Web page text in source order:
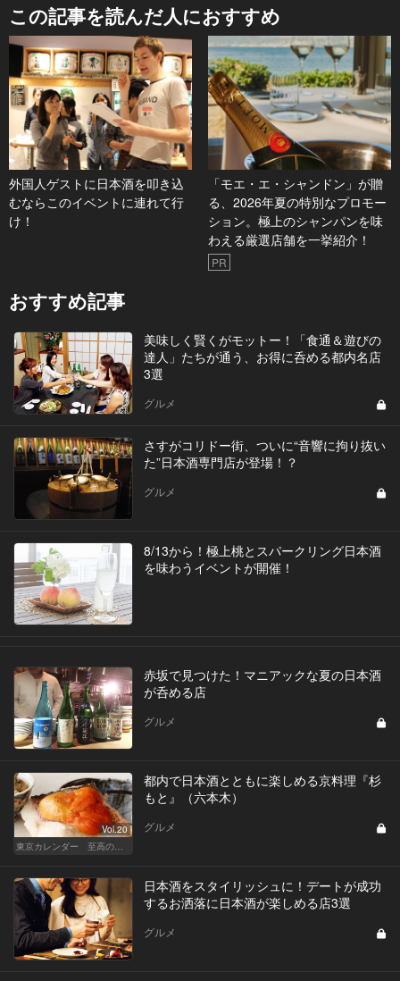
この記事を読んだ人におすすめ
外国人ゲストに日本酒を叩き込
むならこのイベントに連れて行
け！
「モエ・エ・シャンドン」が贈
る、2026年夏の特別なプロモー
ション。極上のシャンパンを味
わえる厳選店舗を一挙紹介！
PR
おすすめ記事
美味しく賢くがモットー！「食通＆遊びの
達人」たちが通う、お得に呑める都内名店
3選
グルメ
さすがコリドー街、ついに“音響に拘り抜い
た”日本酒専門店が登場！？
グルメ
8/13から！極上桃とスパークリング日本酒
を味わうイベントが開催！
赤坂で見つけた！マニアックな夏の日本酒
が呑める店
グルメ
Vol.20
東京カレンダー 至高の名店シリーズ
都内で日本酒とともに楽しめる京料理『杉
もと』（六本木）
グルメ
日本酒をスタイリッシュに！デートが成功
するお洒落に日本酒が楽しめる店3選
グルメ